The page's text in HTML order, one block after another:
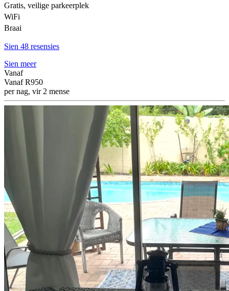
Gratis, veilige parkeerplek
WiFi
Braai
Sien 48 resensies
Sien meer
Vanaf
Vanaf R950
per nag, vir 2 mense